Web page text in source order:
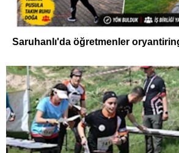
Saruhanlı'da öğretmenler